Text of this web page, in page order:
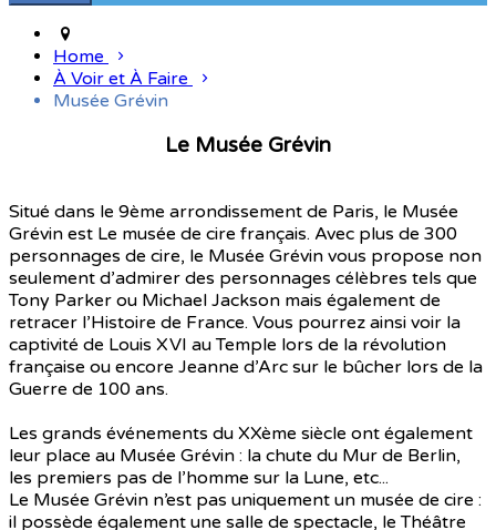
Home
À Voir et À Faire
Musée Grévin
Le Musée Grévin
Situé dans le 9ème arrondissement de Paris, le Musée
Grévin est Le musée de cire français. Avec plus de 300
personnages de cire, le Musée Grévin vous propose non
seulement d’admirer des personnages célèbres tels que
Tony Parker ou Michael Jackson mais également de
retracer l’Histoire de France. Vous pourrez ainsi voir la
captivité de Louis XVI au Temple lors de la révolution
française ou encore Jeanne d’Arc sur le bûcher lors de la
Guerre de 100 ans.
Les grands événements du XXème siècle ont également
leur place au Musée Grévin : la chute du Mur de Berlin,
les premiers pas de l’homme sur la Lune, etc...
Le Musée Grévin n’est pas uniquement un musée de cire :
il possède également une salle de spectacle, le Théâtre